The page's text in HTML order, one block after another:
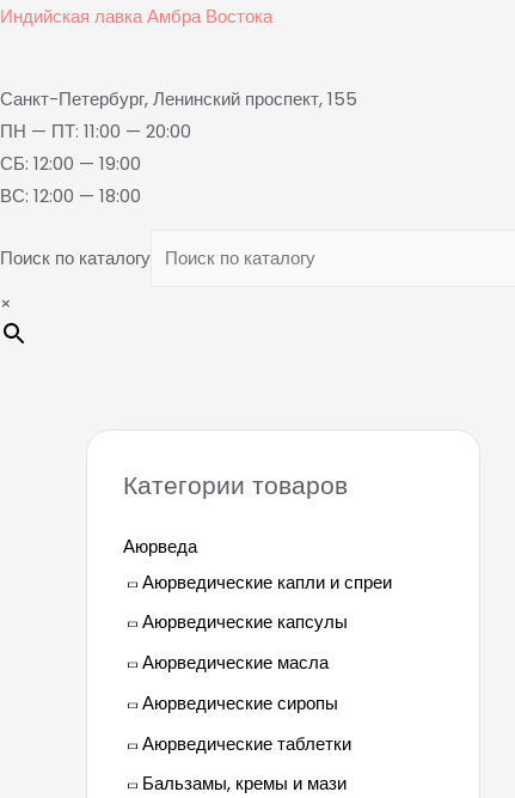
Индийская лавка Амбра Востока
Санкт-Петербург, Ленинский проспект, 155
ПН — ПТ: 11:00 — 20:00
СБ: 12:00 — 19:00
ВС: 12:00 — 18:00
Поиск по каталогу
×
Категории товаров
Аюрведа
Аюрведические капли и спреи
Аюрведические капсулы
Аюрведические масла
Аюрведические сиропы
Аюрведические таблетки
Бальзамы, кремы и мази